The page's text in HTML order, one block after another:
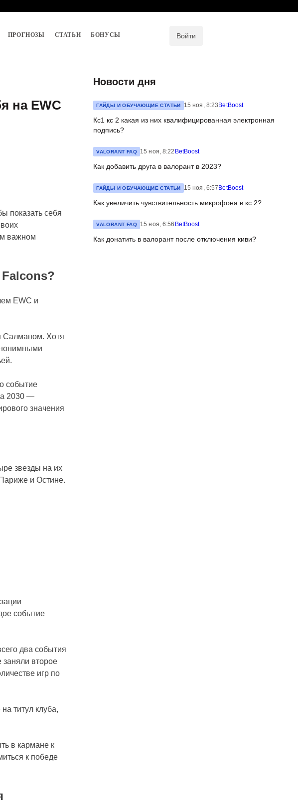
ПРОГНОЗЫ СТАТЬИ БОНУСЫ Войти
на EWC
показать себя
важном
EWC и
Салманом. Хотя
событие
2030 —
значения
звезды на их
и Остине.
событие
два события
второе
игр по
титул клуба,
в кармане к
к победе
Новости дня
ГАЙДЫ И ОБУЧАЮЩИЕ СТАТЬИ 15 ноя, 8:23 BetBoost
Кс1 кс 2 какая из них квалифицированная электронная
подпись?
VALORANT FAQ 15 ноя, 8:22 BetBoost
Как добавить друга в валорант в 2023?
ГАЙДЫ И ОБУЧАЮЩИЕ СТАТЬИ 15 ноя, 6:57 BetBoost
Как увеличить чувствительность микрофона в кс 2?
VALORANT FAQ 15 ноя, 6:56 BetBoost
Как донатить в валорант после отключения киви?